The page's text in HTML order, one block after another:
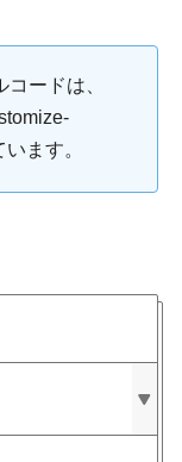
ードは、
ます。